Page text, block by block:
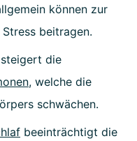
können zur
beitragen.
steigert die
, welche die
schwächen.
beeinträchtigt die